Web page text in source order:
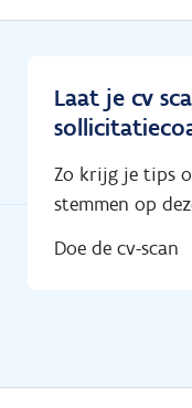
Laat je cv
Zo krijg je tips
stemmen op
Doe de cv-scan